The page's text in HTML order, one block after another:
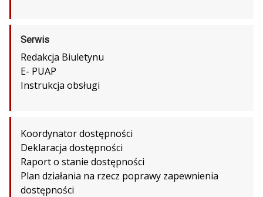
Serwis
Redakcja Biuletynu
E- PUAP
Instrukcja obsługi
Koordynator dostępności
Deklaracja dostępności
Raport o stanie dostępności
Plan działania na rzecz poprawy zapewnienia
dostępności